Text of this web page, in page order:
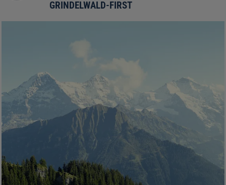
GRINDELWALD-FIRST